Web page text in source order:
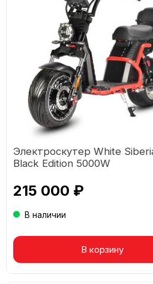
Товар в корзине
Электроскутер White
Black Edition 5000W
215 000 ₽
В наличии
В корзину